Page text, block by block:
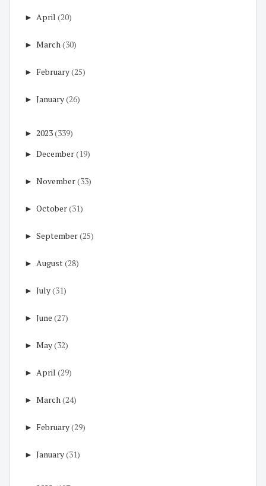
► April (20)
► March(30)
► February(25)
► January(26)
► 2023(339)
► December(19)
► November(33)
► October(31)
► September(25)
► August(28)
► July(31)
► June (27)
► May(32)
► April (29)
► March(24)
► February(29)
► January(31)